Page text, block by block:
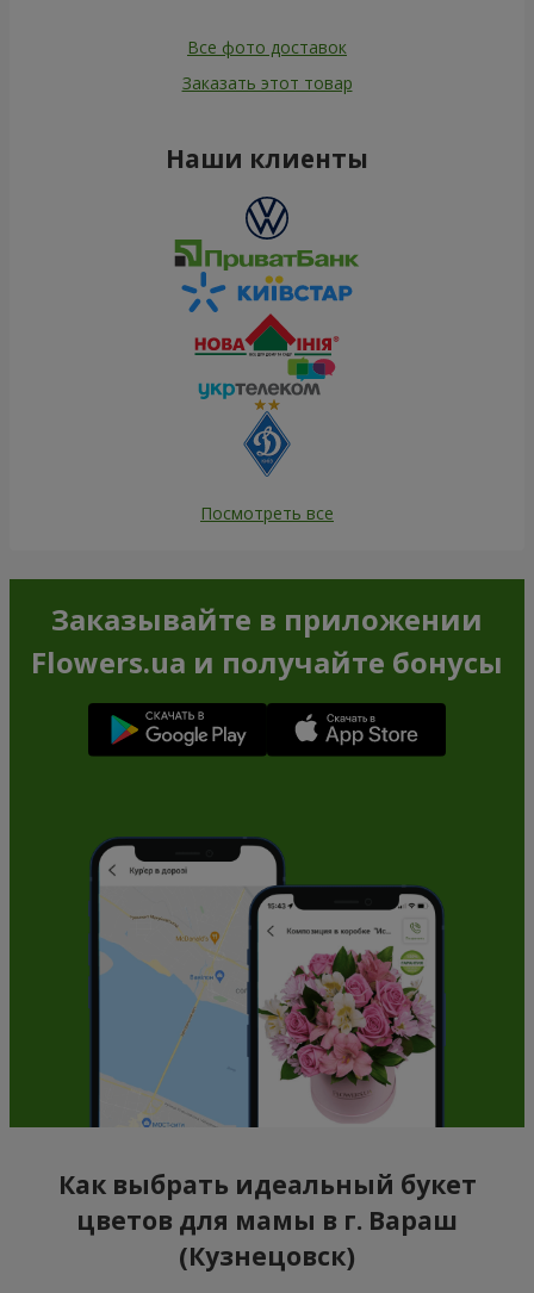
Все фото доставок
Заказать этот товар
Наши клиенты
Посмотреть все
Заказывайте в приложении
Flowers.ua и получайте бонусы
Как выбрать идеальный букет
цветов для мамы в г. Вараш
(Кузнецовск)